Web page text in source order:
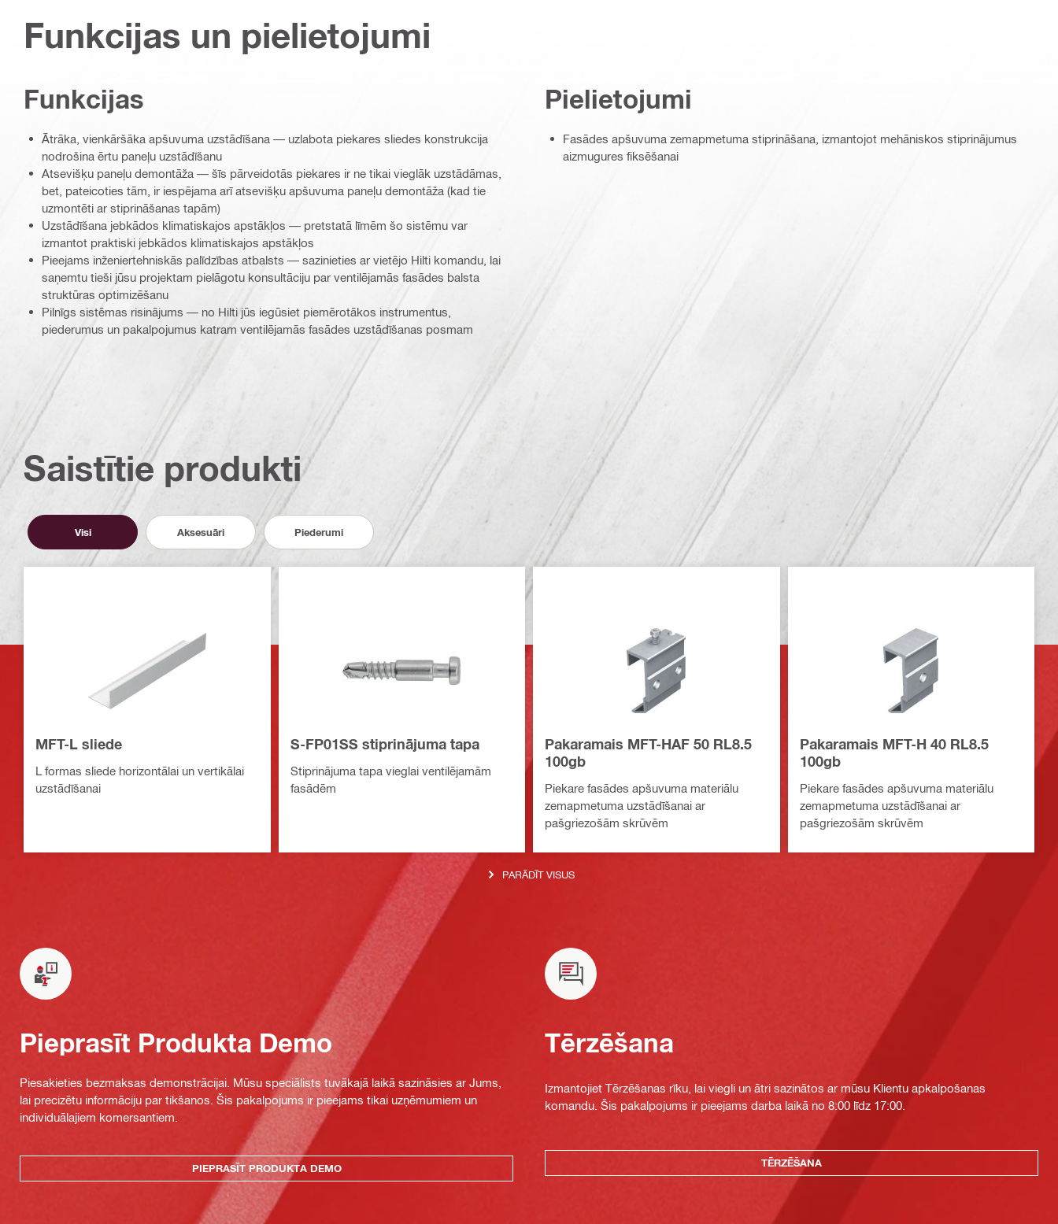
Funkcijas un pielietojumi
Funkcijas
Ātrāka, vienkāršāka apšuvuma uzstādīšana — uzlabota piekares sliedes konstrukcija
nodrošina ērtu paneļu uzstādīšanu
Atsevišķu paneļu demontāža — šīs pārveidotās piekares ir ne tikai vieglāk uzstādāmas,
bet, pateicoties tām, ir iespējama arī atsevišķu apšuvuma paneļu demontāža (kad tie
uzmontēti ar stiprināšanas tapām)
Uzstādīšana jebkādos klimatiskajos apstākļos — pretstatā līmēm šo sistēmu var
izmantot praktiski jebkādos klimatiskajos apstākļos
Pieejams inženiertehniskās palīdzības atbalsts — sazinieties ar vietējo Hilti komandu, lai
saņemtu tieši jūsu projektam pielāgotu konsultāciju par ventilējamās fasādes balsta
struktūras optimizēšanu
Pilnīgs sistēmas risinājums — no Hilti jūs iegūsiet piemērotākos instrumentus,
piederumus un pakalpojumus katram ventilējamās fasādes uzstādīšanas posmam
Pielietojumi
Fasādes apšuvuma zemapmetuma stiprināšana, izmantojot mehāniskos stiprinājumus
aizmugures fiksēšanai
Saistītie produkti
Visi Aksesuāri Piederumi
MFT-L sliede
L formas sliede horizontālai un vertikālai
uzstādīšanai
S-FP01SS stiprinājuma tapa
Stiprinājuma tapa vieglai ventilējamām
fasādēm
Pakaramais MFT-HAF 50 RL8.5
100gb
Piekare fasādes apšuvuma materiālu
zemapmetuma uzstādīšanai ar
pašgriezošām skrūvēm
Pakaramais MFT-H 40 RL8.5
100gb
Piekare fasādes apšuvuma materiālu
zemapmetuma uzstādīšanai ar
pašgriezošām skrūvēm
PARĀDĪT VISUS
Pieprasīt Produkta Demo
Piesakieties bezmaksas demonstrācijai. Mūsu speciālists tuvākajā laikā sazināsies ar Jums,
lai precizētu informāciju par tikšanos. Šis pakalpojums ir pieejams tikai uzņēmumiem un
individuālajiem komersantiem.
PIEPRASĪT PRODUKTA DEMO
Tērzēšana
Izmantojiet Tērzēšanas rīku, lai viegli un ātri sazinātos ar mūsu Klientu apkalpošanas
komandu. Šis pakalpojums ir pieejams darba laikā no 8:00 līdz 17:00.
TĒRZĒŠANA